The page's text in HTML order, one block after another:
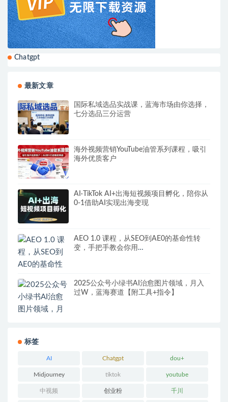
Chatgpt
最新文章
国际私域选品实战课，蓝海市场由你选择，
七分选品三分运营
海外视频营销YouTube油管系列课程，吸引
海外优质客户
AI·TikTok AI+出海短视频项目孵化，陪你从
0-1借助AI实现出海变现
AEO 1.0 课程，从SEO到AE0的基命性转
变，手把手教会你用
2025公众号小绿书AI治愈图片领域，月入
过W，蓝海赛道【附工具+指令】
标签
AI Chatgpt dou+
Midjourney tiktok youtube
中视频 创业粉 千川